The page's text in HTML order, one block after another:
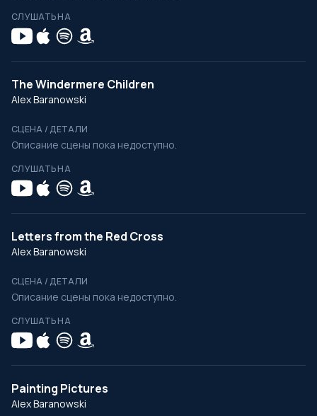
СЛУШАТЬ НА
The Windermere Children
Alex Baranowski
СЦЕНА / ДЕТАЛИ
Описание сцены пока недоступно.
СЛУШАТЬ НА
Letters from the Red Cross
Alex Baranowski
СЦЕНА / ДЕТАЛИ
Описание сцены пока недоступно.
СЛУШАТЬ НА
Painting Pictures
Alex Baranowski